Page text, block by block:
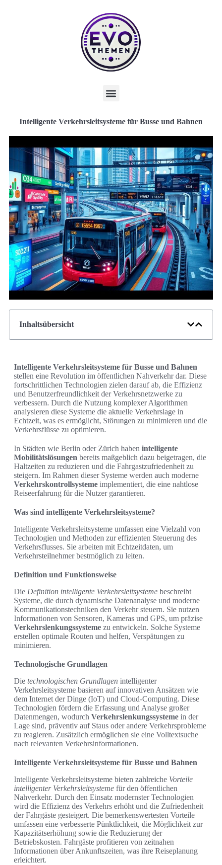
Intelligente Verkehrsleitsysteme für Busse und Bahnen
Inhaltsübersicht
Intelligente Verkehrsleitsysteme für Busse und Bahnen
stellen eine Revolution im öffentlichen Nahverkehr dar. Diese
fortschrittlichen Technologien zielen darauf ab, die Effizienz
und Benutzerfreundlichkeit der Verkehrsnetzwerke zu
verbessern. Durch die Nutzung komplexer Algorithmen
analysieren diese Systeme die aktuelle Verkehrslage in
Echtzeit, was es ermöglicht, Störungen zu minimieren und die
Verkehrsflüsse zu optimieren.
In Städten wie Berlin oder Zürich haben intelligente
Mobilitätslösungen bereits maßgeblich dazu beigetragen, die
Haltzeiten zu reduzieren und die Fahrgastzufriedenheit zu
steigern. Im Rahmen dieser Systeme werden auch moderne
Verkehrskontrollsysteme implementiert, die eine nahtlose
Reiseerfahrung für die Nutzer garantieren.
Was sind intelligente Verkehrsleitsysteme?
Intelligente Verkehrsleitsysteme umfassen eine Vielzahl von
Technologien und Methoden zur effizienten Steuerung des
Verkehrsflusses. Sie arbeiten mit Echtzeitdaten, um
Verkehrsteilnehmer bestmöglich zu leiten.
Definition und Funktionsweise
Die Definition intelligente Verkehrsleitsysteme beschreibt
Systeme, die durch dynamische Datenanalyse und moderne
Kommunikationstechniken den Verkehr steuern. Sie nutzen
Informationen von Sensoren, Kameras und GPS, um präzise
Verkehrslenkungssysteme zu entwickeln. Solche Systeme
erstellen optimale Routen und helfen, Verspätungen zu
minimieren.
Technologische Grundlagen
Die technologischen Grundlagen intelligenter
Verkehrsleitsysteme basieren auf innovativen Ansätzen wie
dem Internet der Dinge (IoT) und Cloud-Computing. Diese
Technologien fördern die Erfassung und Analyse großer
Datenmengen, wodurch Verkehrslenkungssysteme in der
Lage sind, präventiv auf Staus oder andere Verkehrsprobleme
zu reagieren. Zusätzlich ermöglichen sie eine Volltextsuche
nach relevanten Verkehrsinformationen.
Intelligente Verkehrsleitsysteme für Busse und Bahnen
Intelligente Verkehrsleitsysteme bieten zahlreiche Vorteile
intelligenter Verkehrsleitsysteme für den öffentlichen
Nahverkehr. Durch den Einsatz modernster Technologien
wird die Effizienz des Verkehrs erhöht und die Zufriedenheit
der Fahrgäste gesteigert. Die bemerkenswertesten Vorteile
umfassen eine verbesserte Pünktlichkeit, die Möglichkeit zur
Kapazitätserhöhung sowie die Reduzierung der
Betriebskosten. Fahrgäste profitieren von zeitnahen
Informationen über Ankunftszeiten, was ihre Reiseplanung
erleichtert.